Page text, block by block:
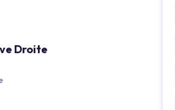
le plus adapté à votre
accorderont un moment de
que vos
Droite